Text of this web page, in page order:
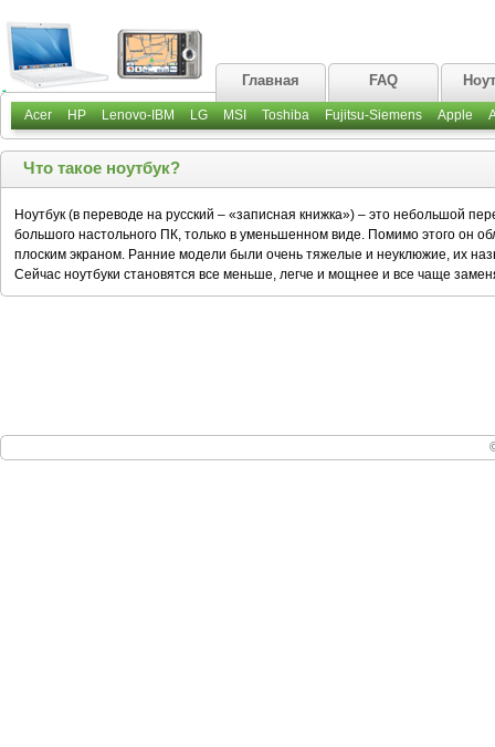
Главная FAQ
Acer HP Lenovo-IBM LG MSI Toshiba Fujitsu-Siemens Apple
Что такое ноутбук?
Ноутбук (в переводе на русский – «записная книжка») – это небольшой
большого настольного ПК, только в уменьшенном виде. Помимо этого он
плоским экраном. Ранние модели были очень тяжелые и неуклюжие, их
Сейчас ноутбуки становятся все меньше, легче и мощнее и все чаще